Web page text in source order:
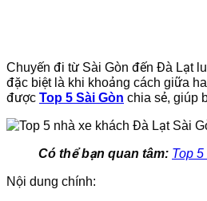
Chuyến đi từ Sài Gòn đến Đà Lạt
đặc biệt là khi khoảng cách giữa
được Top 5 Sài Gòn chia sẻ, giúp
Có thể bạn quan tâm: Top
Nội dung chính: